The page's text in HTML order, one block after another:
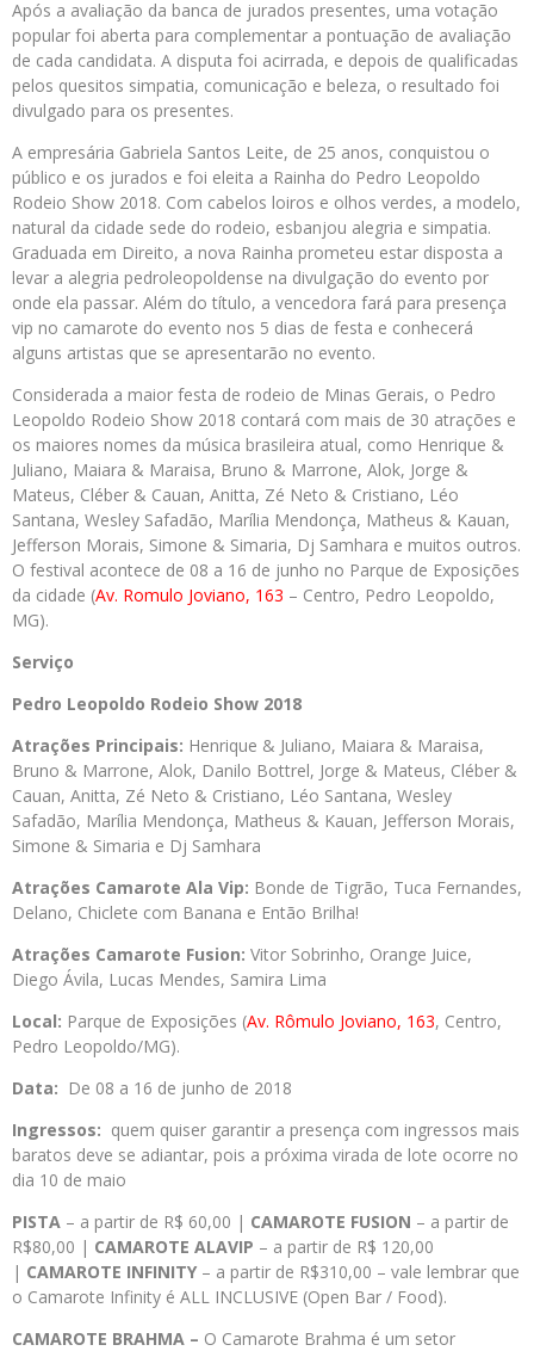
Após a avaliação da banca de jurados presentes, uma votação
popular foi aberta para complementar a pontuação de avaliação
de cada candidata. A disputa foi acirrada, e depois de qualificadas
pelos quesitos simpatia, comunicação e beleza, o resultado foi
divulgado para os presentes.
A empresária Gabriela Santos Leite, de 25 anos, conquistou o
público e os jurados e foi eleita a Rainha do Pedro Leopoldo
Rodeio Show 2018. Com cabelos loiros e olhos verdes, a modelo,
natural da cidade sede do rodeio, esbanjou alegria e simpatia.
Graduada em Direito, a nova Rainha prometeu estar disposta a
levar a alegria pedroleopoldense na divulgação do evento por
onde ela passar. Além do título, a vencedora fará para presença
vip no camarote do evento nos 5 dias de festa e conhecerá
alguns artistas que se apresentarão no evento.
Considerada a maior festa de rodeio de Minas Gerais, o Pedro
Leopoldo Rodeio Show 2018 contará com mais de 30 atrações e
os maiores nomes da música brasileira atual, como Henrique &
Juliano, Maiara & Maraisa, Bruno & Marrone, Alok, Jorge &
Mateus, Cléber & Cauan, Anitta, Zé Neto & Cristiano, Léo
Santana, Wesley Safadão, Marília Mendonça, Matheus & Kauan,
Jefferson Morais, Simone & Simaria, Dj Samhara e muitos outros.
O festival acontece de 08 a 16 de junho no Parque de Exposições
da cidade (Av. Romulo Joviano, 163 – Centro, Pedro Leopoldo,
MG).
Serviço
Pedro Leopoldo Rodeio Show 2018
Atrações Principais: Henrique & Juliano, Maiara & Maraisa,
Bruno & Marrone, Alok, Danilo Bottrel, Jorge & Mateus, Cléber &
Cauan, Anitta, Zé Neto & Cristiano, Léo Santana, Wesley
Safadão, Marília Mendonça, Matheus & Kauan, Jefferson Morais,
Simone & Simaria e Dj Samhara
Atrações Camarote Ala Vip: Bonde de Tigrão, Tuca Fernandes,
Delano, Chiclete com Banana e Então Brilha!
Atrações Camarote Fusion: Vitor Sobrinho, Orange Juice,
Diego Ávila, Lucas Mendes, Samira Lima
Local: Parque de Exposições (Av. Rômulo Joviano, 163, Centro,
Pedro Leopoldo/MG).
Data: De 08 a 16 de junho de 2018
Ingressos: quem quiser garantir a presença com ingressos mais
baratos deve se adiantar, pois a próxima virada de lote ocorre no
dia 10 de maio
PISTA – a partir de R$ 60,00 | CAMAROTE FUSION – a partir de
R$80,00 | CAMAROTE ALAVIP – a partir de R$ 120,00
| CAMAROTE INFINITY – a partir de R$310,00 – vale lembrar que
o Camarote Infinity é ALL INCLUSIVE (Open Bar / Food).
CAMAROTE BRAHMA – O Camarote Brahma é um setor